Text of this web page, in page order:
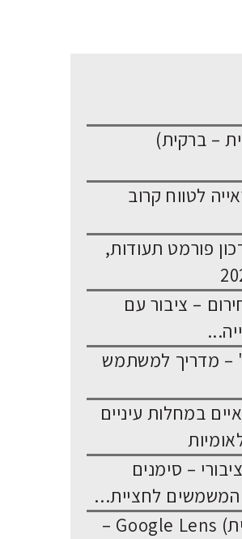
– ברקית)
לטווח קרוב
פורמט תעודות,
– ציבור עם
– מדריך למשתמש
במחלות עיניים
– סימנים
לחציית...
יישומון (אפליקציית) Google Lens –